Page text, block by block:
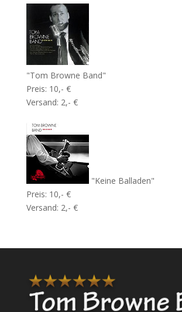
"Tom Browne Band"
Preis: 10,- €
Versand: 2,- €
"Keine Balladen"
Preis: 10,- €
Versand: 2,- €